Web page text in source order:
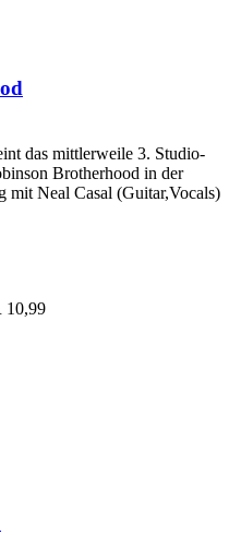
das mittlerweile 3. Studio-
Brotherhood in der
mit Neal Casal (Guitar,Vocals)
10,99